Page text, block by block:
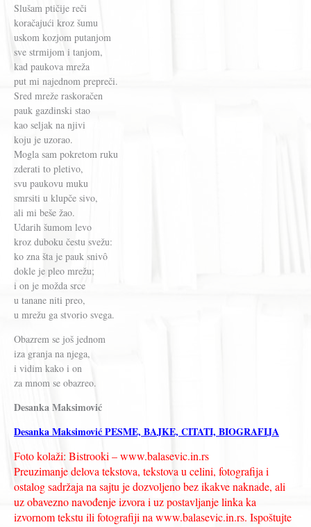
Slušam ptičije reči
koračajući kroz šumu
uskom kozjom putanjom
sve strmijom i tanjom,
kad paukova mreža
put mi najednom prepreči.
Sred mreže raskoračen
pauk gazdinski stao
kao seljak na njivi
koju je uzorao.
Mogla sam pokretom ruku
zderati to pletivo,
svu paukovu muku
smrsiti u klupče sivo,
ali mi beše žao.
Udarih šumom levo
kroz duboku čestu svežu:
ko zna šta je pauk snivô
dokle je pleo mrežu;
i on je možda srce
u tanane niti preo,
u mrežu ga stvorio svega.
Obazrem se još jednom
iza granja na njega,
i vidim kako i on
za mnom se obazreo.
Desanka Maksimović
Desanka Maksimović PESME, BAJKE, CITATI, BIOGRAFIJA
Foto kolaži: Bistrooki – www.balasevic.in.rs
Preuzimanje delova tekstova, tekstova u celini, fotografija i
ostalog sadržaja na sajtu je dozvoljeno bez ikakve naknade, ali
uz obavezno navođenje izvora i uz postavljanje linka ka
izvornom tekstu ili fotografiji na www.balasevic.in.rs. Ispoštujte